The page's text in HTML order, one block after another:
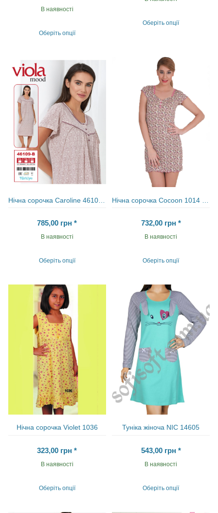
В наявності
Оберіть опції
кілька
варіантів.
Параметри
можна
вибрати
на
сторінці
товару
Оберіть опції
варіантів.
Параметри
можна
вибрати
на
сторінці
товару
785,00 грн *
В наявності
Оберіть опції
має
кілька
варіантів.
Параметри
можна
вибрати
на
сторінці
товару
732,00 грн *
В наявності
Оберіть опції
має
кілька
варіантів.
Параметри
можна
вибрати
сторінці
товару
Нічна сорочка Vіolet 1036
323,00 грн *
В наявності
Оберіть опції
Туніка жіноча NIC 14605
543,00 грн *
В наявності
Оберіть опції